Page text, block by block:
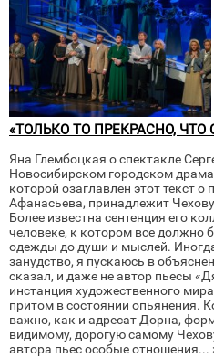
«ТОЛЬКО ТО ПРЕКРАСНО, ЧТО
Яна Глембоцкая о спектакле
Новосибирском городском
которой озаглавлен этот текст о
Афанасьева, принадлежит
Более известна сентенция его
человеке, к котором все должно
одежды до души и мыслей.
занудство, я пускаюсь в
сказал, и даже не автор пьесы
инстанция художественного
притом в состоянии опьянения.
важно, как и адресат Дорна,
видимому, дорогую самому
автора пьес особые отношения...